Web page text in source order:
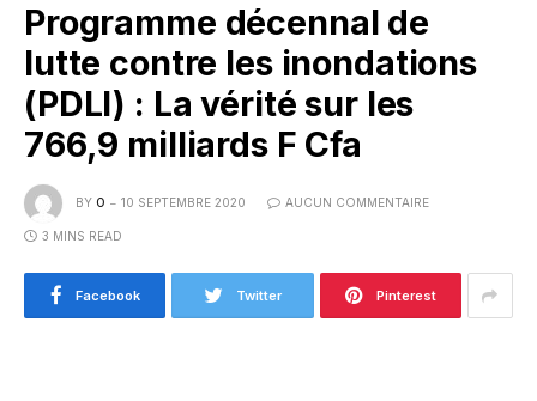
Programme décennal de
lutte contre les inondations
(PDLI) : La vérité sur les
766,9 milliards F Cfa
BY O 10 SEPTEMBRE 2020 AUCUN COMMENTAIRE
3 MINS READ
Facebook Twitter Pinterest